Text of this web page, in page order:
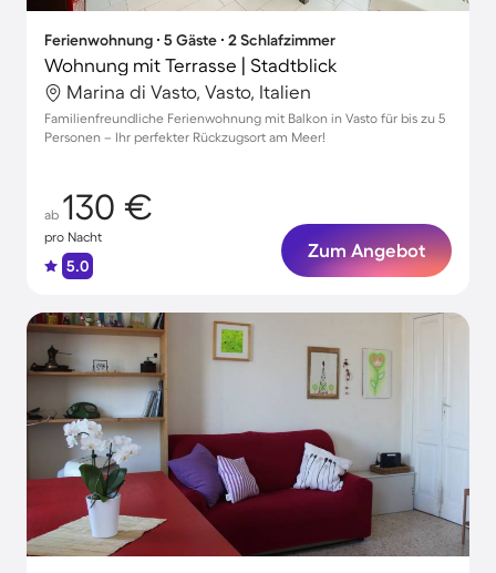
Ferienwohnung ∙ 5 Gäste ∙ 2 Schlafzimmer
Wohnung mit Terrasse | Stadtblick
Marina di Vasto, Vasto, Italien
Familienfreundliche Ferienwohnung mit Balkon in Vasto für bis zu 5
Personen – Ihr perfekter Rückzugsort am Meer!
ab 130 €
pro Nacht
5.0
Zum Angebot